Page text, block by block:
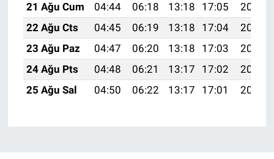
21 Ağu Cum
04:44 06:18 13:18 17:05
20:08
22 Ağu Cts
04:45 06:19 13:18 17:04
20:07
23 Ağu Paz
04:47 06:20 13:18 17:03
20:05
24 Ağu Pts
04:48 06:21 13:17 17:02
20:04
25 Ağu Sal
04:50 06:22 13:17 17:01 20:02